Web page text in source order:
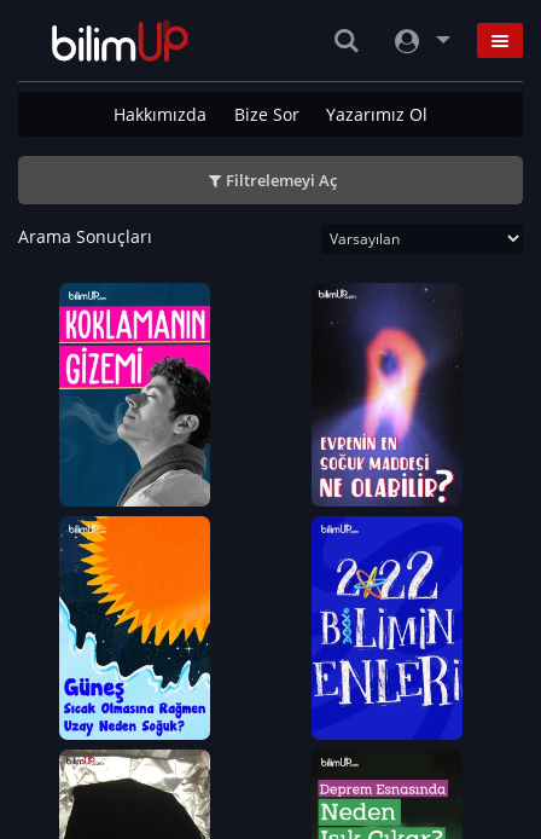
Hakkımızda Bize Sor Yazarımız Ol
Filtrelemeyi Aç
Arama Sonuçları